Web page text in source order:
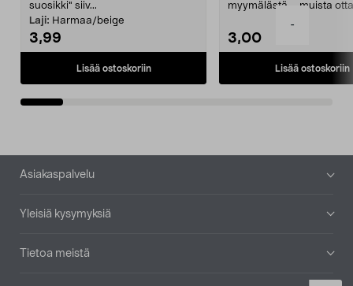
-
suosikki" siiv...
Laji: Harmaa/beige
3,99
Lisää ostoskoriin
myymälästä – muista
3,00
Lisää ostoskoriin
Alatunniste
Asiakaspalvelu
Yleisiä kysymyksiä
Tietoa meistä